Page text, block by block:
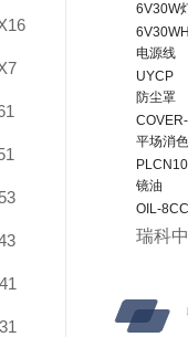
6V30W
电源线
UYCP
防尘罩
平场消
镜油
OIL-
瑞科